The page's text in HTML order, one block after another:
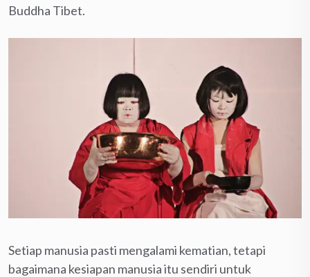
Buddha Tibet.
Setiap manusia pasti mengalami kematian, tetapi
bagaimana kesiapan manusia itu sendiri untuk